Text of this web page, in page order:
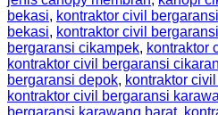
bekasi, kontraktor civil bergaransi
bekasi, kontraktor civil
bergaransi cikampek, kontraktor
kontraktor civil bergaransi
bergaransi depok, kontraktor
kontraktor civil bergaransi
bergaransi karawang barat,